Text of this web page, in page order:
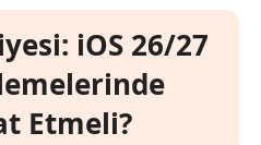
iOS 26/27
Etmeli?